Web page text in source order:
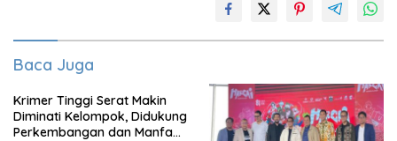
Baca Juga
Krimer Tinggi Serat Makin
Diminati Kelompok, Didukung
Perkembangan dan Manfaat